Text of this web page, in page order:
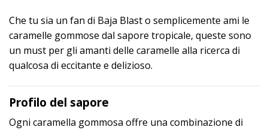
Che tu sia un fan di Baja Blast o semplicemente ami le
caramelle gommose dal sapore tropicale, queste sono
un must per gli amanti delle caramelle alla ricerca di
qualcosa di eccitante e delizioso.
Profilo del sapore
Ogni caramella gommosa offre una combinazione di